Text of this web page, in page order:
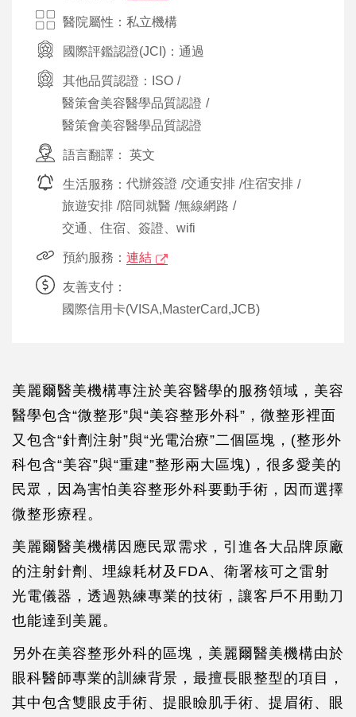
醫院屬性：私立機構
國際評鑑認證(JCI)： 通過
其他品質認證： ISO /
醫策會美容醫學品質認證 /
醫策會美容醫學品質認證
語言翻譯： 英文
生活服務： 代辦簽證 /交通安排 /住宿安排 /
旅遊安排 /陪同就醫 /無線網路 /
交通、住宿、簽證、wifi
預約服務： 連結
友善支付：
國際信用卡(VISA,MasterCard,JCB)
美麗爾醫美機構專注於美容醫學的服務領域，美容
醫學包含“微整形”與“美容整形外科”，微整形裡面
又包含“針劑注射”與“光電治療”二個區塊，(整形外
科包含“美容”與“重建”整形兩大區塊)，很多愛美的
民眾，因為害怕美容整形外科要動手術，因而選擇
微整形療程。
美麗爾醫美機構因應民眾需求，引進各大品牌原廠
的注射針劑、埋線耗材及FDA、衛署核可之雷射
光電儀器，透過熟練專業的技術，讓客戶不用動刀
也能達到美麗。
另外在美容整形外科的區塊，美麗爾醫美機構由於
眼科醫師專業的訓練背景，最擅長眼整型的項目，
其中包含雙眼皮手術、提眼瞼肌手術、提眉術、眼